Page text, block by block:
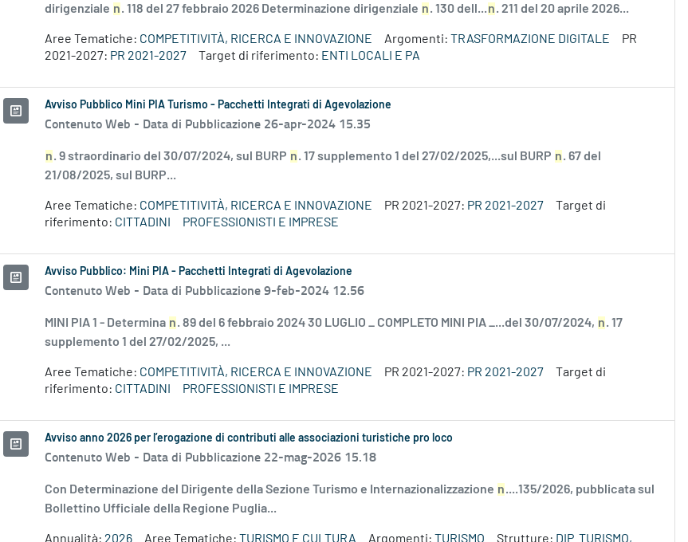
dirigenziale n. 118 del 27 febbraio 2026 Determinazione dirigenziale n. 130 dell...n. 211 del 20 aprile 2026...
Aree Tematiche: COMPETITIVITÀ, RICERCA E INNOVAZIONE Argomenti: TRASFORMAZIONE DIGITALE
PR
2021-2027: PR 2021-2027 Target di riferimento: ENTI LOCALI E PA
Avviso Pubblico Mini PIA Turismo - Pacchetti Integrati di Agevolazione
Contenuto Web - Data di Pubblicazione 26-apr-2024 15.35
n. 9 straordinario del 30/07/2024, sul BURP n. 17 supplemento 1 del 27/02/2025,...sul BURP n. 67 del
21/08/2025, sul BURP...
Aree Tematiche: COMPETITIVITÀ, RICERCA E INNOVAZIONE PR 2021-2027: PR 2021-2027
Target di
riferimento: CITTADINI PROFESSIONISTI E IMPRESE
Avviso Pubblico: Mini PIA - Pacchetti Integrati di Agevolazione
Contenuto Web - Data di Pubblicazione 9-feb-2024 12.56
MINI PIA 1 - Determina n. 89 del 6 febbraio 2024 30 LUGLIO _ COMPLETO MINI PIA _...del 30/07/2024, n. 17
supplemento 1 del 27/02/2025, ...
Aree Tematiche: COMPETITIVITÀ, RICERCA E INNOVAZIONE PR 2021-2027: PR 2021-2027
Target di
riferimento: CITTADINI PROFESSIONISTI E IMPRESE
Avviso anno 2026 per l’erogazione di contributi alle associazioni turistiche pro loco
Contenuto Web - Data di Pubblicazione 22-mag-2026 15.18
Con Determinazione del Dirigente della Sezione Turismo e Internazionalizzazione n....135/2026, pubblicata sul
Bollettino Ufficiale della Regione Puglia...
Annualità: 2026 Aree Tematiche: TURISMO E CULTURA Argomenti: TURISMO Strutture: DIP. TURISMO,